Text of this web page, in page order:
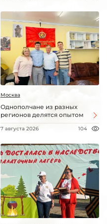
Москва
Однополчане из разных
регионов делятся опытом
7 августа 2026 104